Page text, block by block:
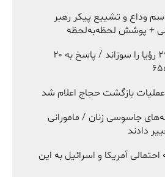
وداع و تشییع پیکر رهبر
+ پوشش لحظه‌به‌لحظه
ناو وینسنس ۲۹۱ رؤیا را سوزاند / پاسخ به ۲۰
بازگشت حجاج اعلام شد
جاسوسی زنان / مامورانی
دادند
آمریکا و اسرائیل به این